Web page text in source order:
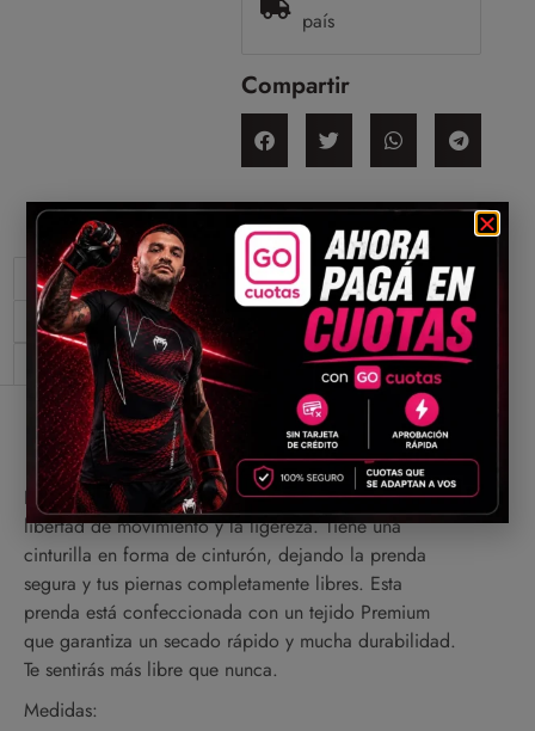
país
Compartir
Descripción
Información adicional
Valoraciones (0)
Descripción
Esta línea fue construida con un enfoque total en la
libertad de movimiento y la ligereza. Tiene una
cinturilla en forma de cinturón, dejando la prenda
segura y tus piernas completamente libres. Esta
prenda está confeccionada con un tejido Premium
que garantiza un secado rápido y mucha durabilidad.
Te sentirás más libre que nunca.
Medidas: